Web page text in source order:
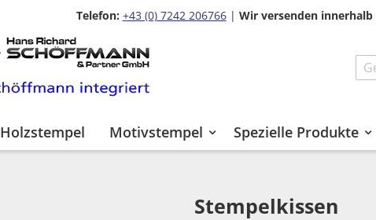
Telefon: +43 (0) 7242 206766| Wir versenden innerhalb
Holzstempel Motivstempel Spezielle Produkte
Stempelkissen